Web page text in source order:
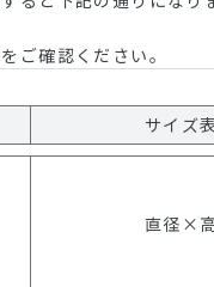
ご確認ください。
サイズ
直径×